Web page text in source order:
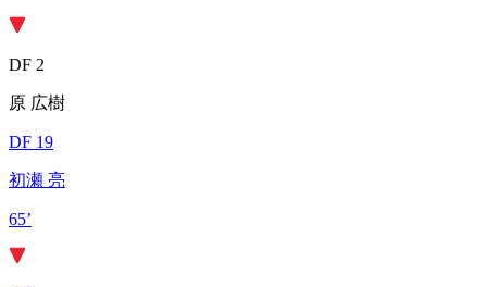
DF 2
原 広樹
DF 19
初瀬 亮
65’